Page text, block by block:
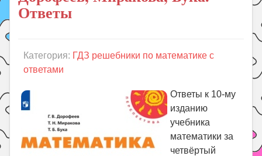
Уроки
Праздники
Летом!
Поиск
Ответы
Категория: ГДЗ решебники по математике с
ответами
Ответы к 10-му
изданию
учебника
математики за
четвёртый